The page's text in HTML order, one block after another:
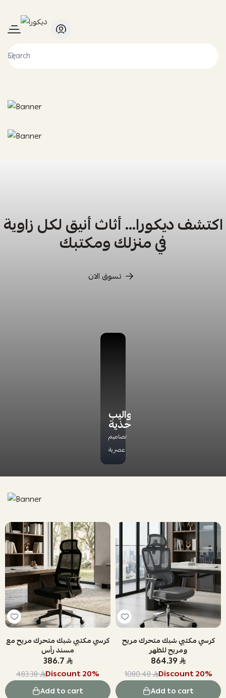
ديكورا
اكتشف ديكورا… أثاث أنيق لكل زاوية
في منزلك ومكتبك
تسوق الان
دواليب
أحذية
تصاميم
عصرية
كرسي مكتبي شبك متحرك مريح مع
مسند رأس
386.7
483.38 Discount20%
Add to cart
كرسي مكتبي شبك متحرك مريح
ومريح للظهر
864.39
1080.48 Discount20%
Add to cart